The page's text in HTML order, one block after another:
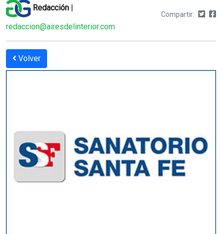
Redacción |
redaccion@airesdelinterior.com
Compartir:
Volver